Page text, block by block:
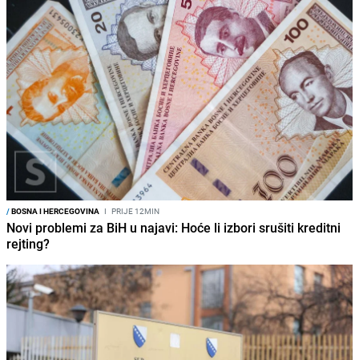
/BOSNA I HERCEGOVINA I PRIJE 12MIN
Novi problemi za BiH u najavi: Hoće li izbori srušiti kreditni
rejting?